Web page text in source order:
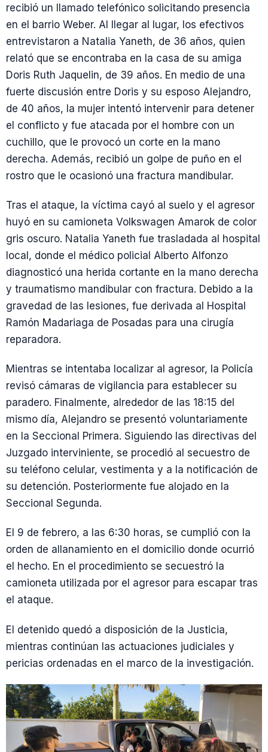
recibió un llamado telefónico solicitando presencia
en el barrio Weber. Al llegar al lugar, los efectivos
entrevistaron a Natalia Yaneth, de 36 años, quien
relató que se encontraba en la casa de su amiga
Doris Ruth Jaquelin, de 39 años. En medio de una
fuerte discusión entre Doris y su esposo Alejandro,
de 40 años, la mujer intentó intervenir para detener
el conflicto y fue atacada por el hombre con un
cuchillo, que le provocó un corte en la mano
derecha. Además, recibió un golpe de puño en el
rostro que le ocasionó una fractura mandibular.
Tras el ataque, la víctima cayó al suelo y el agresor
huyó en su camioneta Volkswagen Amarok de color
gris oscuro. Natalia Yaneth fue trasladada al hospital
local, donde el médico policial Alberto Alfonzo
diagnosticó una herida cortante en la mano derecha
y traumatismo mandibular con fractura. Debido a la
gravedad de las lesiones, fue derivada al Hospital
Ramón Madariaga de Posadas para una cirugía
reparadora.
Mientras se intentaba localizar al agresor, la Policía
revisó cámaras de vigilancia para establecer su
paradero. Finalmente, alrededor de las 18:15 del
mismo día, Alejandro se presentó voluntariamente
en la Seccional Primera. Siguiendo las directivas del
Juzgado interviniente, se procedió al secuestro de
su teléfono celular, vestimenta y a la notificación de
su detención. Posteriormente fue alojado en la
Seccional Segunda.
El 9 de febrero, a las 6:30 horas, se cumplió con la
orden de allanamiento en el domicilio donde ocurrió
el hecho. En el procedimiento se secuestró la
camioneta utilizada por el agresor para escapar tras
el ataque.
El detenido quedó a disposición de la Justicia,
mientras continúan las actuaciones judiciales y
pericias ordenadas en el marco de la investigación.